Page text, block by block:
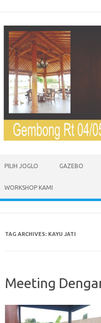
PILIH JOGLO GAZEBO
WORKSHOP KAMI
TAG ARCHIVES: KAYU JATI
Meeting